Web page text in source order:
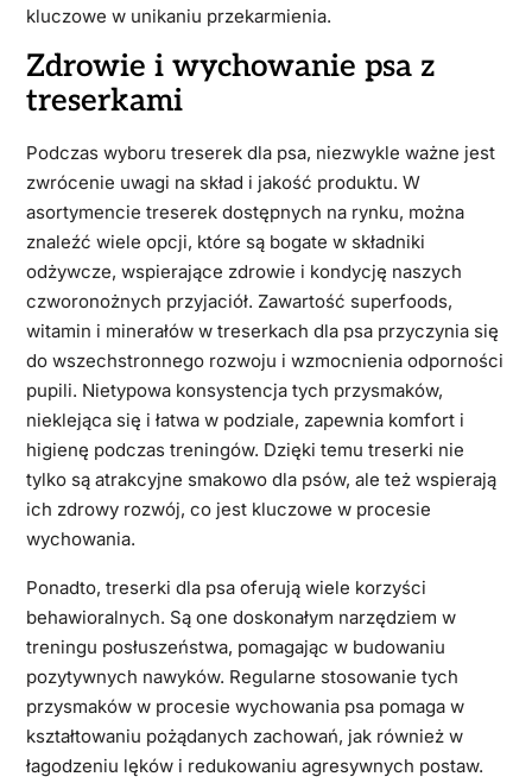
kluczowe w unikaniu przekarmienia.
Zdrowie i wychowanie psa z
treserkami
Podczas wyboru treserek dla psa, niezwykle ważne jest
zwrócenie uwagi na skład i jakość produktu. W
asortymencie treserek dostępnych na rynku, można
znaleźć wiele opcji, które są bogate w składniki
odżywcze, wspierające zdrowie i kondycję naszych
czworonożnych przyjaciół. Zawartość superfoods,
witamin i minerałów w treserkach dla psa przyczynia się
do wszechstronnego rozwoju i wzmocnienia odporności
pupili. Nietypowa konsystencja tych przysmaków,
nieklejąca się i łatwa w podziale, zapewnia komfort i
higienę podczas treningów. Dzięki temu treserki nie
tylko są atrakcyjne smakowo dla psów, ale też wspierają
ich zdrowy rozwój, co jest kluczowe w procesie
wychowania.
Ponadto, treserki dla psa oferują wiele korzyści
behawioralnych. Są one doskonałym narzędziem w
treningu posłuszeństwa, pomagając w budowaniu
pozytywnych nawyków. Regularne stosowanie tych
przysmaków w procesie wychowania psa pomaga w
kształtowaniu pożądanych zachowań, jak również w
łagodzeniu lęków i redukowaniu agresywnych postaw.